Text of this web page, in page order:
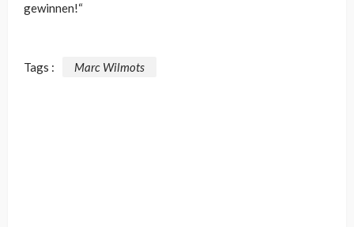
gewinnen!“
Tags : Marc Wilmots